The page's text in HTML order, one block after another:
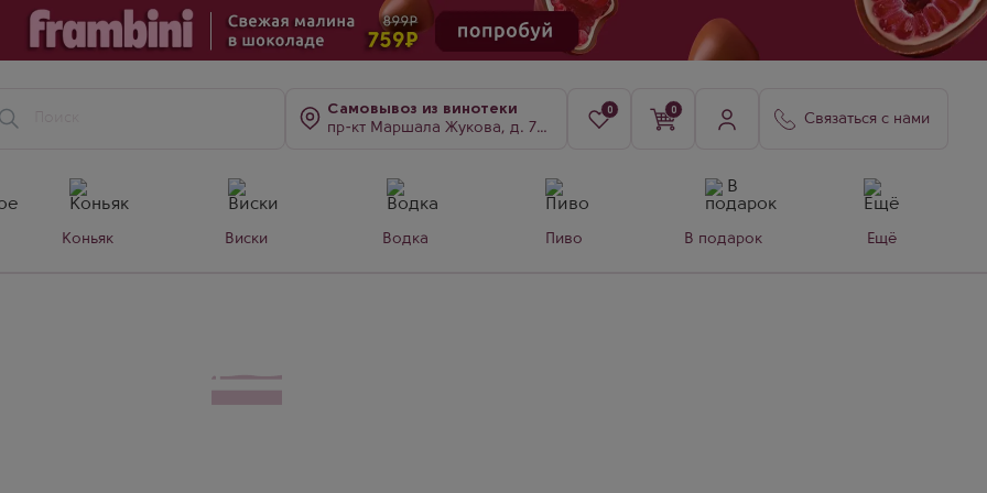
Самовывоз из винотеки
пр-кт Маршала Жукова, д. 78, к. 3
0 0
Связаться с нами
Коньяк Виски Водка Пиво В подарок Ещё
из Испании